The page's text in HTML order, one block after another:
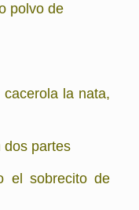
polvo de
la nata,
dos partes
el sobrecito de